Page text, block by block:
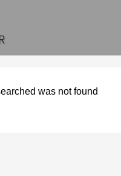
was not found